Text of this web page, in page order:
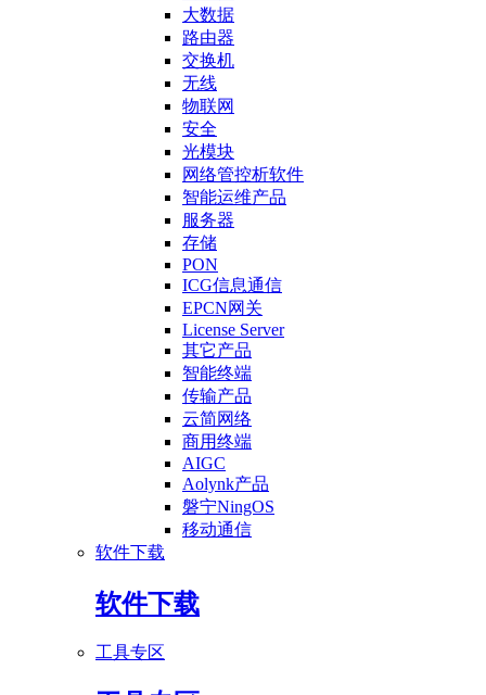
大数据
路由器
交换机
无线
物联网
安全
光模块
网络管控析软件
智能运维产品
服务器
存储
PON
ICG信息通信
EPCN网关
License Server
其它产品
智能终端
传输产品
云简网络
商用终端
AIGC
Aolynk产品
磐宁NingOS
移动通信
软件下载
软件下载
工具专区